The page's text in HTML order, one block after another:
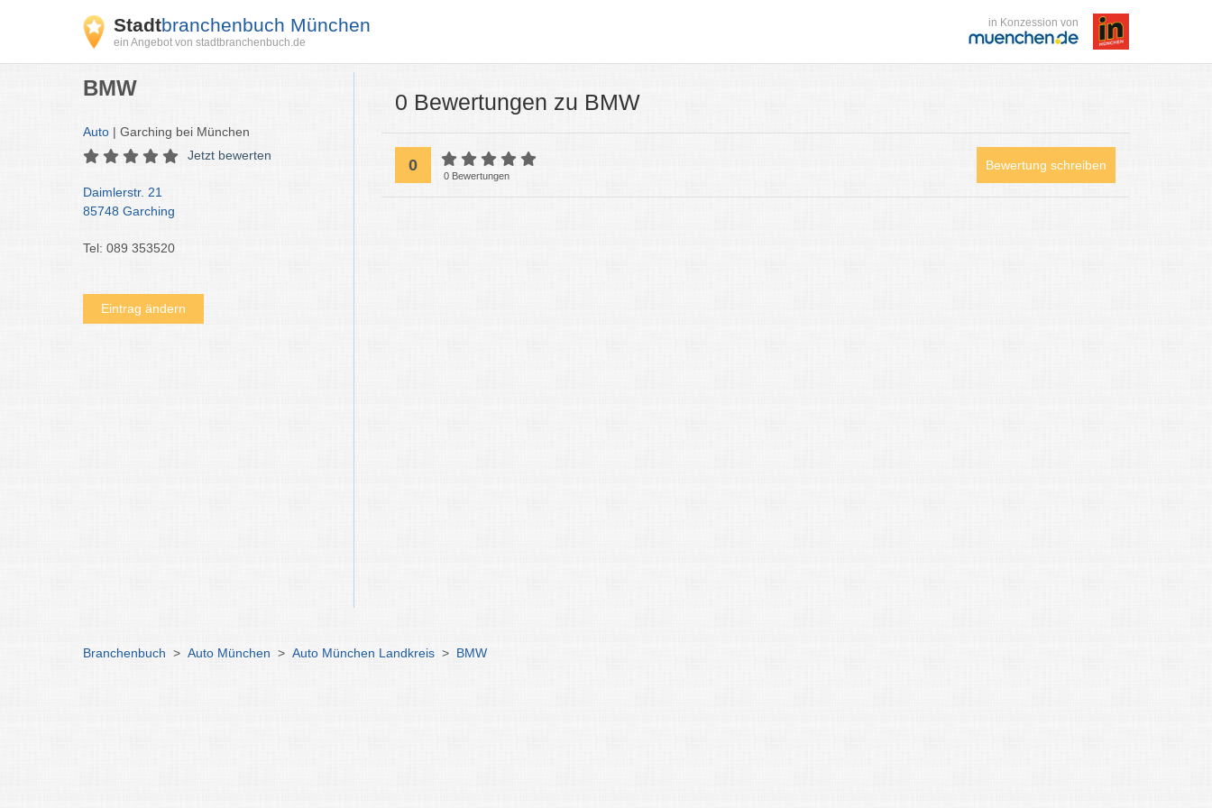
Stadtbranchenbuch München
ein Angebot von stadtbranchenbuch.de
in Konzession von
BMW
Auto | Garching bei München
Jetzt bewerten
Daimlerstr. 21
85748 Garching
Tel: 089 353520
Eintrag ändern
0 Bewertungen zu BMW
0
0 Bewertungen
Bewertung schreiben
Branchenbuch > Auto München > Auto München Landkreis > BMW